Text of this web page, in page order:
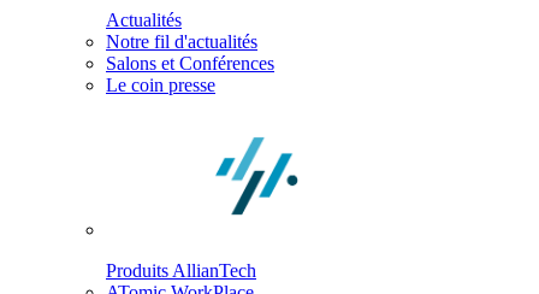
Actualités
Notre fil d'actualités
Salons et Conférences
Le coin presse
Produits AllianTech